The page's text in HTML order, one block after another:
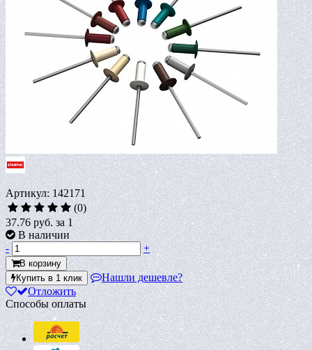
Артикул: 142171
(0)
37.76 руб.за 1
В наличии
-
+
В корзину
Купить в 1 клик
Нашли дешевле?
Отложить
Способы оплаты